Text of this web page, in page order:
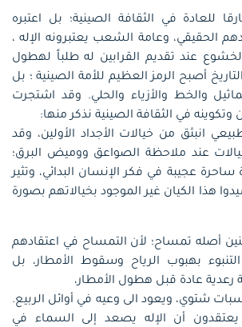
للعادة في الثقافة الصينية؛ بل اعتبره
الحقيقي، وعامة الشعب يعتبرونه الإله ،
عند تقديم القرابين له طلباً لهطول
أصبح الرمز العظيم للأمة الصينية ؛ بل
والخط والأزياء والحلي. وقد اشتجرت
وتكوينه في الثقافة الصينية نذكر منها:
انبثق من خيالات الأجداد الأولين، وقد
عند ملاحظة الصواعق ووميض البرق؛
عجيبة في فكر الإنسان البدائي، وتثير
هذا الكيان غير الموجود بخيالاتهم بصورة
أصله تمساح؛ لأن التمساح في اعتقادهم
بهبوب الرياح وسقوط الأمطار، بل
عادة قبل هطول الأمطار،
شتوي، ويعود الى وعيه في أوائل الربيع.
يعتقدون أن الإله يصعد إلى السماء في